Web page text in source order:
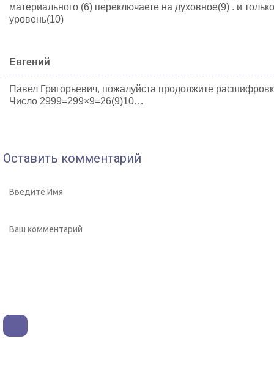
материального (6) переключаете на духовное(9) . и
уровень(10)
Евгений
Павел Григорьевич, пожалуйста продолжите
Число 2999=299×9=26(9)10…
Оставить комментарий